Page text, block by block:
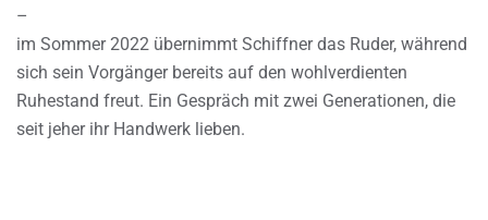
–
im Sommer 2022 übernimmt Schiffner das Ruder, während
sich sein Vorgänger bereits auf den wohlverdienten
Ruhestand freut. Ein Gespräch mit zwei Generationen, die
seit jeher ihr Handwerk lieben.